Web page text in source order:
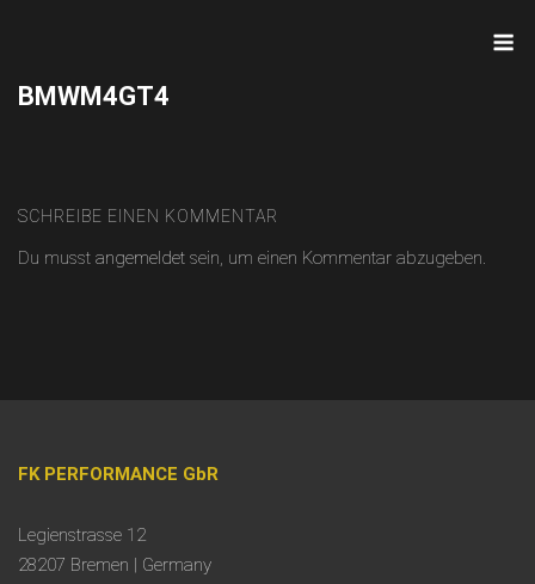
BMWM4GT4
SCHREIBE EINEN KOMMENTAR
Du musst angemeldet sein, um einen Kommentar abzugeben.
FK PERFORMANCE GbR
Legienstrasse 12
28207 Bremen | Germany